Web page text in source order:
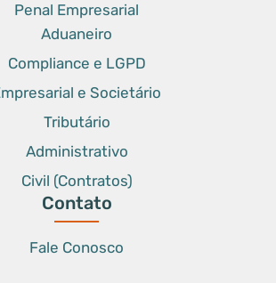
Penal Empresarial
Aduaneiro
Compliance e LGPD
e Societário
Tributário
Administrativo
Civil (Contratos)
Contato
Fale Conosco